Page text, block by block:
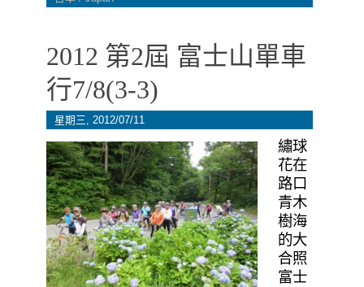
2012 第2屆 富士山單車
行7/8(3-3)
星期三, 2012/07/11
繡球
花在
路口
青木
樹海
的大
合照
富士